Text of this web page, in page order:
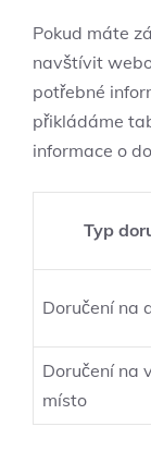
Pokud máte
navštívit
potřebné
‌přikládáme
informace o
Typ
Doručení na
Doručení na
místo